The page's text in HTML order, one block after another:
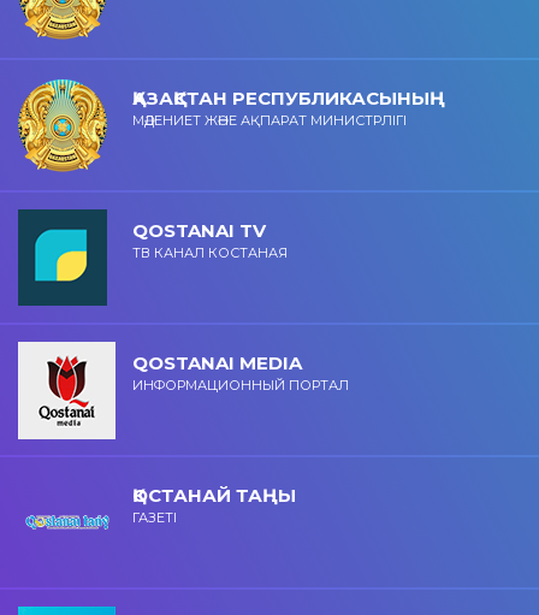
ҚАЗАҚСТАН РЕСПУБЛИКАСЫНЫҢ
МӘДЕНИЕТ ЖӘНЕ АҚПАРАТ МИНИСТРЛІГІ
QOSTANAI TV
ТВ КАНАЛ КОСТАНАЯ
QOSTANAI MEDIA
ИНФОРМАЦИОННЫЙ ПОРТАЛ
ҚОСТАНАЙ ТАҢЫ
ГАЗЕТІ